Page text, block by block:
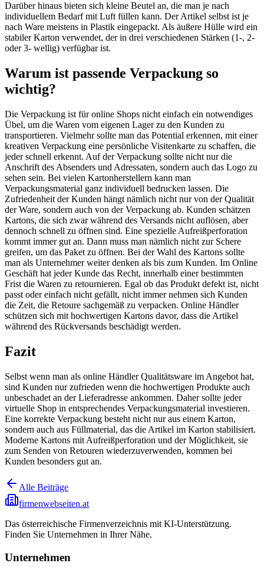
Darüber hinaus bieten sich kleine Beutel an, die man je nach
individuellem Bedarf mit Luft füllen kann. Der Artikel selbst ist je
nach Ware meistens in Plastik eingepackt. Als äußere Hülle wird ein
stabiler Karton verwendet, der in drei verschiedenen Stärken (1-, 2-
oder 3- wellig) verfügbar ist.
Warum ist passende Verpackung so
wichtig?
Die Verpackung ist für online Shops nicht einfach ein notwendiges
Übel, um die Waren vom eigenen Lager zu den Kunden zu
transportieren. Vielmehr sollte man das Potential erkennen, mit einer
kreativen Verpackung eine persönliche Visitenkarte zu schaffen, die
jeder schnell erkennt. Auf der Verpackung sollte nicht nur die
Anschrift des Absenders und Adressaten, sondern auch das Logo zu
sehen sein. Bei vielen Kartonherstellern kann man
Verpackungsmaterial ganz individuell bedrucken lassen. Die
Zufriedenheit der Kunden hängt nämlich nicht nur von der Qualität
der Ware, sondern auch von der Verpackung ab. Kunden schätzen
Kartons, die sich zwar während des Versands nicht auflösen, aber
dennoch schnell zu öffnen sind. Eine spezielle Aufreißperforation
kommt immer gut an. Dann muss man nämlich nicht zur Schere
greifen, um das Paket zu öffnen. Bei der Wahl des Kartons sollte
man als Unternehmer weiter denken als bis zum Kunden. Im Online
Geschäft hat jeder Kunde das Recht, innerhalb einer bestimmten
Frist die Waren zu retournieren. Egal ob das Produkt defekt ist, nicht
passt oder einfach nicht gefällt, nicht immer nehmen sich Kunden
die Zeit, die Retoure sachgemäß zu verpacken. Online Händler
schützen sich mit hochwertigen Kartons davor, dass die Artikel
während des Rückversands beschädigt werden.
Fazit
Selbst wenn man als online Händler Qualitätsware im Angebot hat,
sind Kunden nur zufrieden wenn die hochwertigen Produkte auch
unbeschadet an der Lieferadresse ankommen. Daher sollte jeder
virtuelle Shop in entsprechendes Verpackungsmaterial investieren.
Eine korrekte Verpackung besteht nicht nur aus einem Karton,
sondern auch aus Füllmaterial, das die Artikel im Karton stabilisiert.
Moderne Kartons mit Aufreißperforation und der Möglichkeit, sie
zum Senden von Retouren wiederzuverwenden, kommen bei
Kunden besonders gut an.
Alle Beiträge
firmenwebseiten.at
Das österreichische Firmenverzeichnis mit KI-Unterstützung.
Finden Sie Unternehmen in Ihrer Nähe.
Unternehmen